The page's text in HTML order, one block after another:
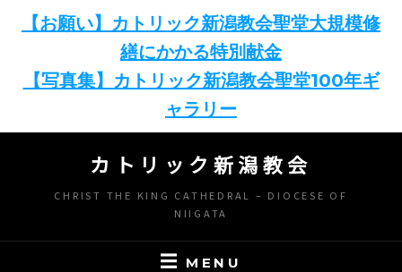
【お願い】カトリック新潟教会聖堂大規模修
繕にかかる特別献金
【写真集】カトリック新潟教会聖堂100年ギ
ャラリー
content
カトリック新潟教会
CHRIST THE KING CATHEDRAL – DIOCESE OF
NIIGATA
MENU